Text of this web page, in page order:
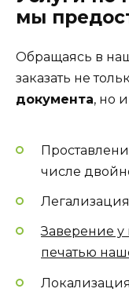
мы
Обращаясь в
заказать не
документа, но
числе
Заверение у
печатью